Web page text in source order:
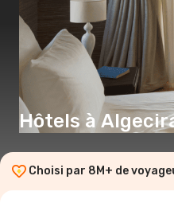
Hôtels à
Choisi par 8M+ de